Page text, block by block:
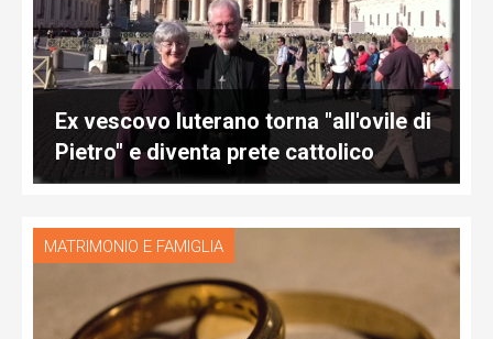
Ex vescovo luterano torna "all'ovile di
Pietro" e diventa prete cattolico
MATRIMONIO E FAMIGLIA